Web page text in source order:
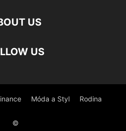
US
US
Móda a Styl Rodina
©